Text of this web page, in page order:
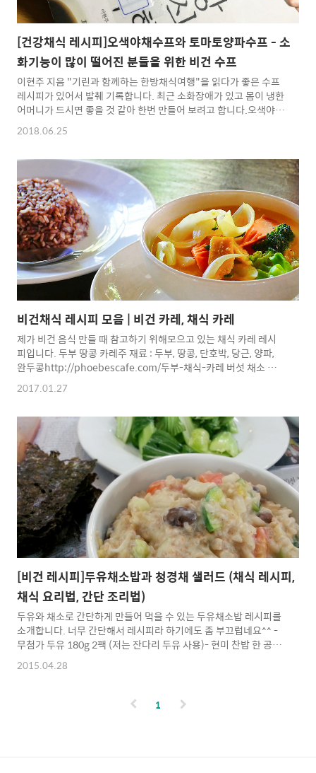
[건강채식 레시피]오색야채수프와 토마토양파수프 - 소
화기능이 많이 떨어진 분들을 위한 비건 수프
이현주 지음 "기린과 함께하는 한방채식여행"을 읽다가 좋은 수프
레시피가 있어서 발췌 기록합니다. 최근 소화장애가 있고 몸이 냉한
어머니가 드시면 좋을 것 같아 한번 만들어 보려고 합니다.오색야채
수프 식용성 유용 성분인 피토케미컬을 가장 잘 흡수할 수 있는 방
식은 생주스로 마시는 것이다. 하지만 체질적으로 극도로 냉한 체질
여기에 제시된 레시피에 얽내이지 말고, 제철과일과 야채를 다양하
게 응용해 보자. 1. 재료브로콜리, 파프리카, 당근, 마, 양파, 생강, 견
과류, 올리브오일 2. 만드는 법(1) 브로콜리는 20초 정도 데친다.
(2) 준비한 채소와 과일을 믹서에 넣는다.(3) 견과류와 올리브오일
을 곁들인다.(4) 믹서로 간다.(5) 중간불..
2018.06.25
비건채식 레시피 모음 | 비건 카레, 채식 카레
제가 비건 음식 만들 때 참고하기 위해모으고 있는 채식 카레 레시
피입니다. 두부 땅콩 카레주 재료 : 두부, 땅콩, 단호박, 당근, 양파,
완두콩http://phoebescafe.com/두부-채식-카레 버섯 채소 카
레주 재료 : 표고버섯, 느타리버섯, 새송이버섯, 양송이버섯, 마늘,
양파, 애호박, 방울 양배추https://goo.gl/DGTvpe 두유 양파 카레
https://goo.gl/D4GOsRhttps://goo.gl/Db8b5Q 단호박 코코넛
크림 카레주 재료 : 단호박, 코코넛크림, 양파
https://goo.gl/WSaeiM 채식카레(비건카레) 어디서 살 수 있나
요?1. 대형 마트 : S&B 카레2. 비건 쇼핑몰 : 골드스푼 순 카레분3.
한살..
2017.01.27
[비건 레시피]두유채소밥과 청경채 샐러드 (채식 레시피,
채식 요리법, 간단 조리법)
두유와 채소로 간단하게 만들어 먹을 수 있는 두유채소밥 레시피를
소개합니다. 너무 간단해서 레시피라 하기에도 좀 부끄럽네요^^ -
무첨가 두유 180g 2팩 (저는 잔다리 두유 사용)- 현미 찬밥 한 공기
반- 가지고 있는 채소들 (당근, 버섯, 양파, 파, 호박 등등)- 오일 조금
(올리브유나 포도씨유 정도)- 소금 약간 - 오일 두른 팬에 채소들을
2팩을 넣고 살짝 끓입니다.- 찬밥을 넣고 잘 섞으면서 밥을 적당히
2015.04.28
1